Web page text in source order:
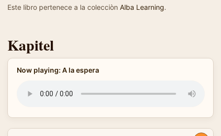
Este libro pertenece a la colecciòn Alba Learning.
Kapitel
Now playing: A la espera